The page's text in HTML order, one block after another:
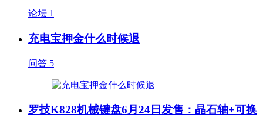
论坛 1
充电宝押金什么时候退
问答 5
罗技K828机械键盘6月24日发售：晶石轴+可换